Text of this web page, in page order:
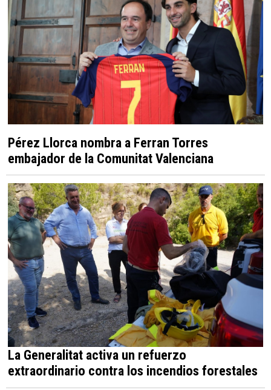
Pérez Llorca nombra a Ferran Torres
embajador de la Comunitat Valenciana
La Generalitat activa un refuerzo
extraordinario contra los incendios forestales